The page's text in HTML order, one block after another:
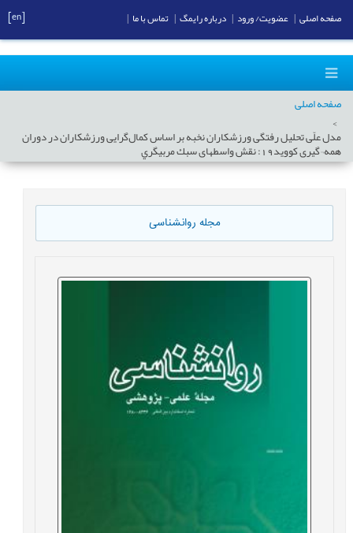
صفحه اصلی
مدل علّی تحلیل رفتگی ورزشکاران نخبه بر اساس کمال‌گرایی ورزشکاران در دوران
همه¬گیری کووید19: نقش واسطه‏ای سبك مربیگري
مجله روانشناسی
صفحه اصلی عضویت/ ورود درباره رایمگ تماس با ما